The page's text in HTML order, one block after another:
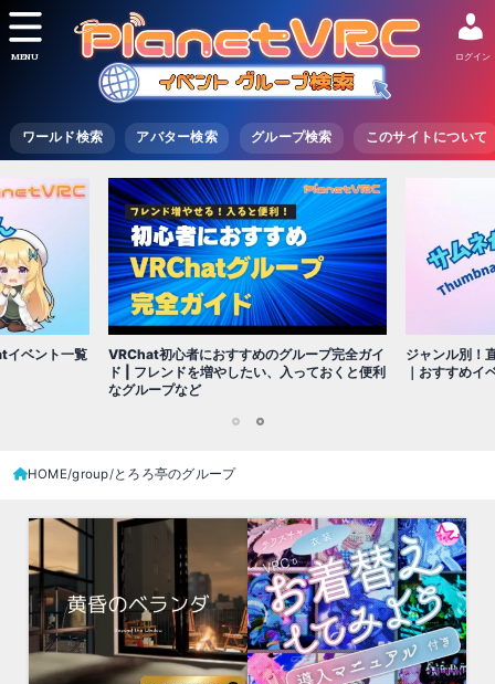
ワールド検索 アバター検索 グループ検索 このサイトについて
ログイン
MENU
イベント一覧
VRChat初心者におすすめのグループ完全ガイ
ド | フレンドを増やしたい、入っておくと便利
なグループなど
ジャンル別！
｜おすすめイ
HOME group とろろ亭のグループ